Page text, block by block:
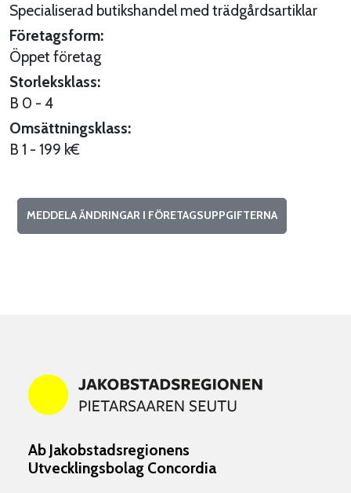
Specialiserad butikshandel med trädgårdsartiklar
Företagsform:
Öppet företag
Storleksklass:
B 0 - 4
Omsättningsklass:
B 1 - 199 k€
MEDDELA ÄNDRINGAR I FÖRETAGSUPPGIFTERNA
Ab Jakobstadsregionens
Utvecklingsbolag Concordia